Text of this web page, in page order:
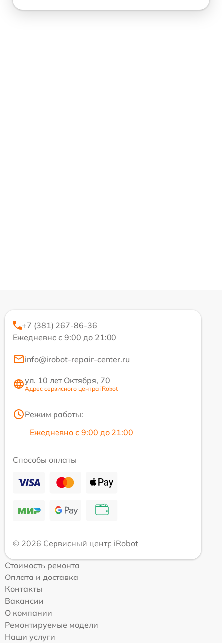
+7 (381) 267-86-36
Ежедневно с 9:00 до 21:00
info@irobot-repair-center.ru
ул. 10 лет Октября, 70
Адрес сервисного центра iRobot
Режим работы:
Ежедневно с 9:00 до 21:00
Способы оплаты
© 2026 Сервисный центр iRobot
Стоимость ремонта
Оплата и доставка
Контакты
Вакансии
О компании
Ремонтируемые модели
Наши услуги